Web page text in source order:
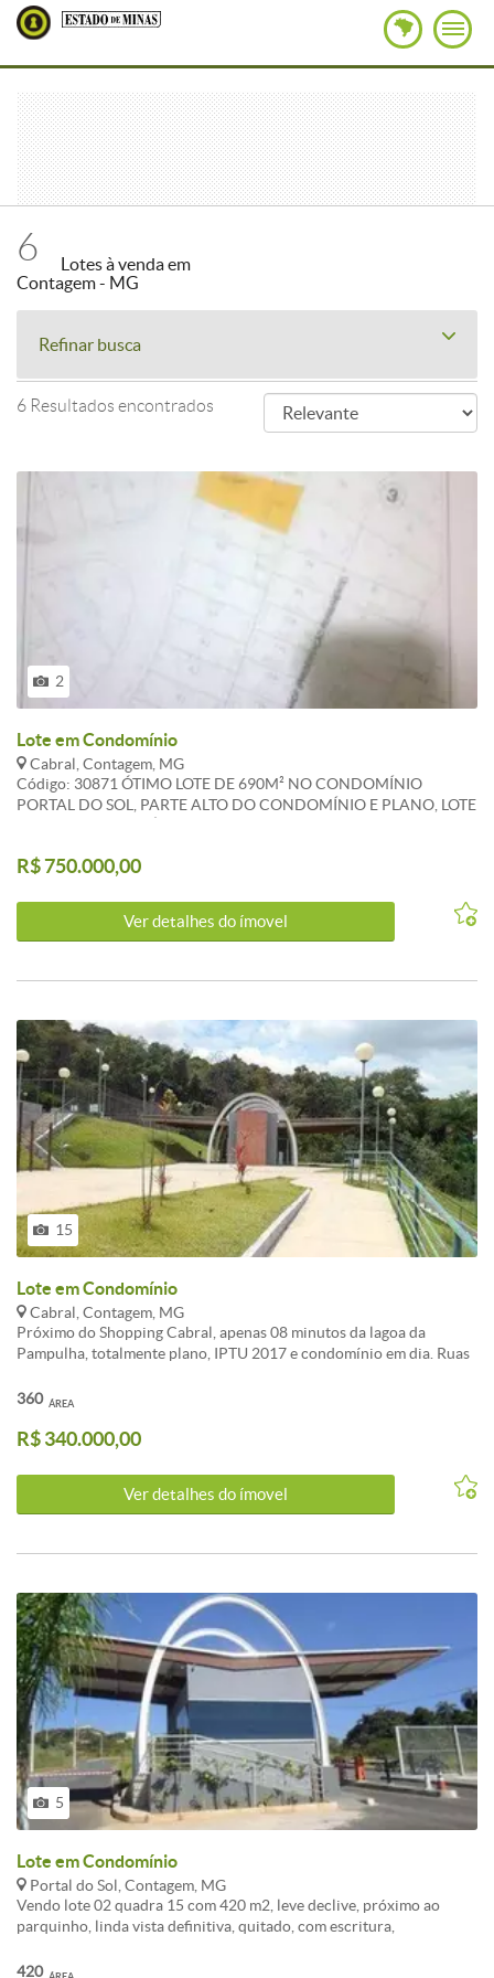
6
Lotes à venda em
Contagem - MG
Refinar busca
6 Resultados encontrados
2
Lote em Condomínio
Cabral, Contagem, MG
Código: 30871 ÓTIMO LOTE DE 690M² NO CONDOMÍNIO
PORTAL DO SOL, PARTE ALTO DO CONDOMÍNIO E PLANO, LOTE
R$ 750.000,00
Ver detalhes do ímovel
15
Lote em Condomínio
Cabral, Contagem, MG
Próximo do Shopping Cabral, apenas 08 minutos da lagoa da
Pampulha, totalmente plano, IPTU 2017 e condomínio em dia. Ruas
Reserva natural protegida, lazer completo com playgrounds,
Gourmet.Portaria 24 hrs com segurança.
ÁREA
360
R$ 340.000,00
Ver detalhes do ímovel
5
Lote em Condomínio
Portal do Sol, Contagem, MG
Vendo lote 02 quadra 15 com 420 m2, leve declive, próximo ao
parquinho, linda vista definitiva, quitado, com escritura,
bem cuidado.Condomínio Residencial Fechado Portal do Sol
420